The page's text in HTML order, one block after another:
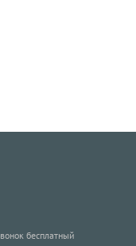
бесплатный